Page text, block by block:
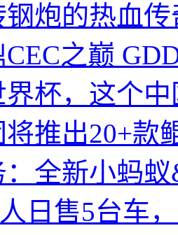
钢炮的热血
之巅
杯，这个
推出20+款
全新小蚂蚁
日售5台车